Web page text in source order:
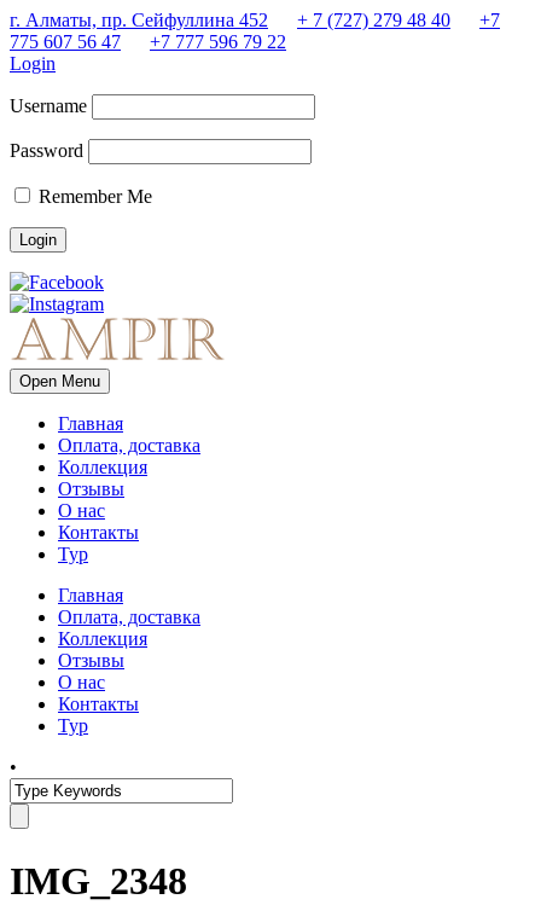
г. Алматы, пр. Сейфуллина 452 + 7 (727) 279 48 40
+7
775 607 56 47
+7 777 596 79 22
Login
Username
Password
Remember Me
Open Menu
Главная
Оплата, доставка
Коллекция
Отзывы
О нас
Контакты
Тур
Главная
Оплата, доставка
Коллекция
Отзывы
О нас
Контакты
Тур
•
IMG_2348